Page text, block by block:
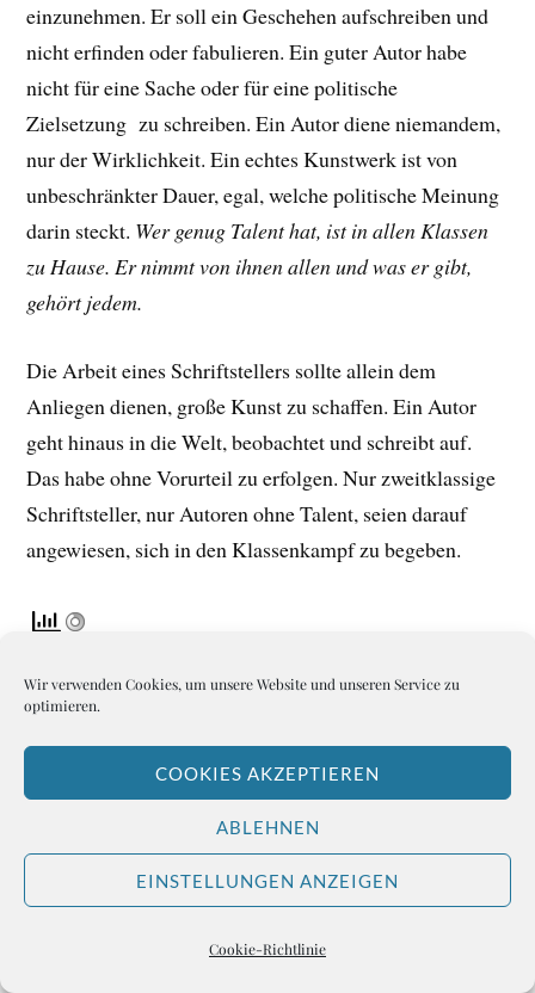
Wir verwenden Cookies, um unsere Website und unseren Service zu
optimieren.
COOKIES AKZEPTIEREN
ABLEHNEN
EINSTELLUNGEN ANZEIGEN
Cookie-Richtlinie
einzunehmen. Er soll ein Geschehen aufschreiben und
nicht erfinden oder fabulieren. Ein guter Autor habe
nicht für eine Sache oder für eine politische
Zielsetzung zu schreiben. Ein Autor diene niemandem,
nur der Wirklichkeit. Ein echtes Kunstwerk ist von
unbeschränkter Dauer, egal, welche politische Meinung
darin steckt. Wer genug Talent hat, ist in allen Klassen
zu Hause. Er nimmt von ihnen allen und was er gibt,
gehört jedem.
Die Arbeit eines Schriftstellers sollte allein dem
Anliegen dienen, große Kunst zu schaffen. Ein Autor
geht hinaus in die Welt, beobachtet und schreibt auf.
Das habe ohne Vorurteil zu erfolgen. Nur zweitklassige
Schriftsteller, nur Autoren ohne Talent, seien darauf
angewiesen, sich in den Klassenkampf zu begeben.